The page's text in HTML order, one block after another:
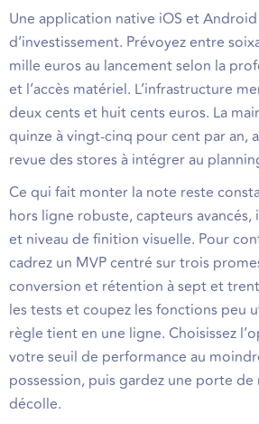
Une application native iOS et
d’investissement. Prévoyez entre
mille euros au lancement selon la
et l’accès matériel. L’infrastructure
deux cents et huit cents euros. La
quinze à vingt-cinq pour cent par an,
revue des stores à intégrer au
Ce qui fait monter la note reste
hors ligne robuste, capteurs
et niveau de finition visuelle. Pour
cadrez un MVP centré sur trois
conversion et rétention à sept et
les tests et coupez les fonctions peu
règle tient en une ligne. Choisissez
votre seuil de performance au
possession, puis gardez une porte de
décolle.